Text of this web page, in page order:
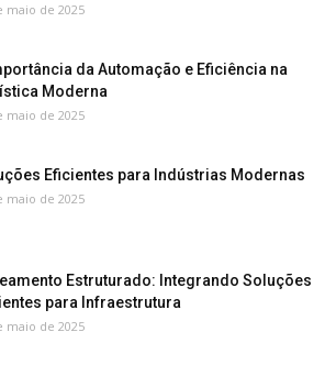
maio de 2025
da Automação e Eficiência na
Moderna
maio de 2025
Eficientes para Indústrias Modernas
maio de 2025
Estruturado: Integrando Soluções
para Infraestrutura
maio de 2025